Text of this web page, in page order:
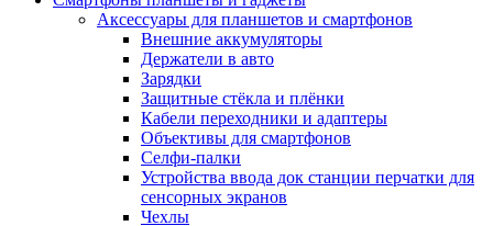
Аксессуары для планшетов и смартфонов
Внешние аккумуляторы
Держатели в авто
Зарядки
Защитные стёкла и плёнки
Кабели переходники и адаптеры
Объективы для смартфонов
Селфи-палки
Устройства ввода док станции перчатки для
сенсорных экранов
Чехлы